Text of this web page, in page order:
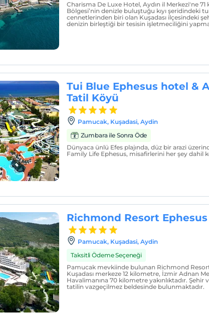
Charisma De Luxe Hotel, Aydın il Merkezi'ne 71
Bölgesi’nin denizle buluştuğu kıyı şeridindeki
cennetlerinden biri olan Kuşadası ilçesindeki
denizin birleştiği bir tesisin işletmeciliğini
Tui Blue Ephesus hotel &
Tatil Köyü
Pamucak, Kuşadasi, Aydin
Zumbara ile Sonra Öde
Dünyaca ünlü Efes plajında, düz bir arazi
Family Life Ephesus, misafirlerini her şey dahil
Richmond Resort Ephesus
Pamucak, Kuşadasi, Aydin
Taksitli Ödeme Seçeneği
Pamucak mevkiinde bulunan Richmond
Kuşadası merkeze 12 kilometre, İzmir Adnan
Havalimanına 70 kilometre yakınlıktadır. Şehir
tatilin vazgeçilmez beldesinde bulunmaktadır.